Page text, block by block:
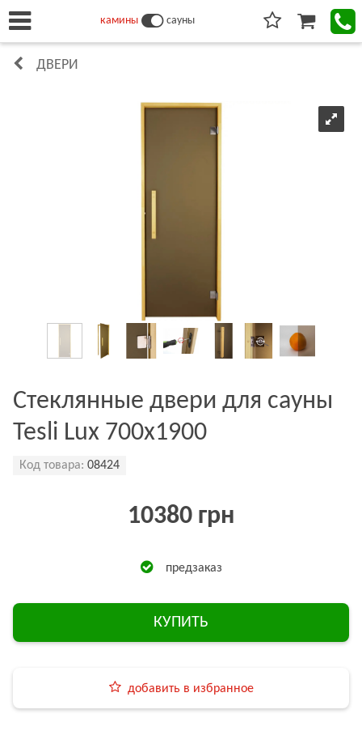
камины сауны
ДВЕРИ
Стеклянные двери для сауны
Tesli Lux 700х1900
Код товара: 08424
10380 грн
предзаказ
КУПИТЬ
добавить в избранное